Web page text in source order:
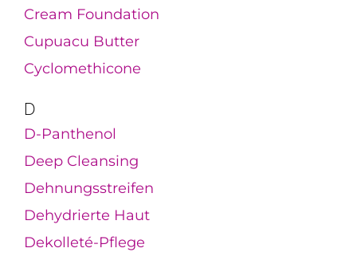
Cream Foundation
Cupuacu Butter
Cyclomethicone
D
D-Panthenol
Deep Cleansing
Dehnungsstreifen
Dehydrierte Haut
Dekolleté-Pflege